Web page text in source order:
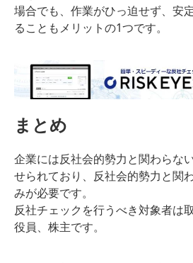
場合でも、作業がひっ迫せず、安
ることもメリットの1つです。
まとめ
企業には反社会的勢力と関わらな
せられており、反社会的勢力と関
みが必要です。
反社チェックを行うべき対象者は
役員、株主です。